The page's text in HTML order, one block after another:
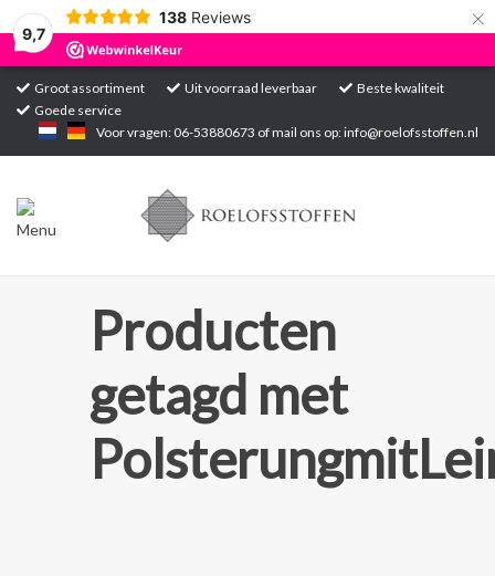
9,7
138 Reviews ×
Groot assortiment Uit voorraad leverbaar
Beste kwaliteit
Goede service
Voor vragen: 06-53880673 of mail ons op:info@roelofsstoffen.nl
Home
Producten
getagd met